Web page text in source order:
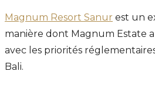
Magnum Resort Sanur est un
manière dont Magnum Estate
avec les priorités
Bali.